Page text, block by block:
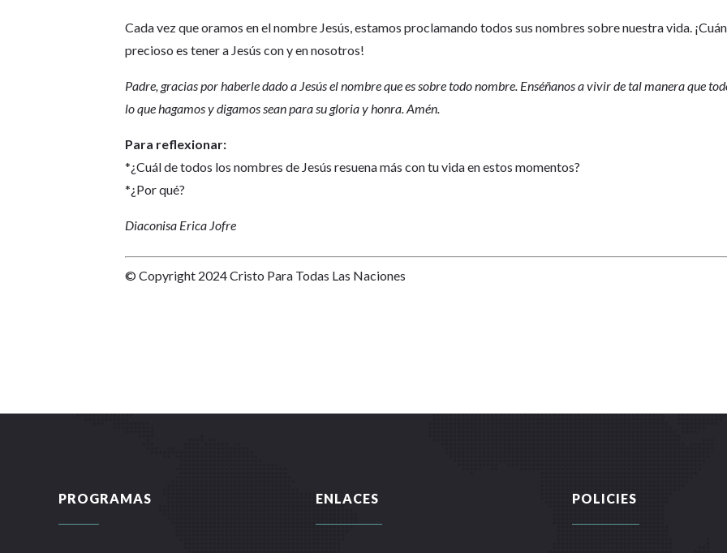
Cada vez que oramos en el nombre Jesús, estamos proclamando todos sus nombres sobre nuestra vida. ¡Cuán
precioso es tener a Jesús con y en nosotros!
Padre, gracias por haberle dado a Jesús el nombre que es sobre todo nombre. Enséñanos a vivir de tal manera que
lo que hagamos y digamos sean para su gloria y honra. Amén.
Para reflexionar:
*¿Cuál de todos los nombres de Jesús resuena más con tu vida en estos momentos?
*¿Por qué?
Diaconisa Erica Jofre
© Copyright 2024 Cristo Para Todas Las Naciones
PROGRAMAS ENLACES POLICIES